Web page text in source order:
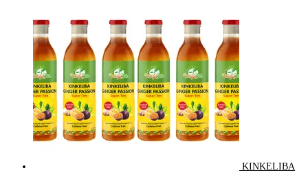
KINKELIBA